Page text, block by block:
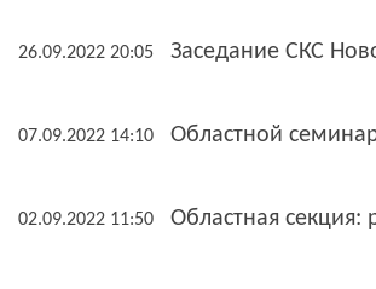
26.09.2022 20:05 Заседание СКС
07.09.2022 14:10 Областной
02.09.2022 11:50 Областная секция: